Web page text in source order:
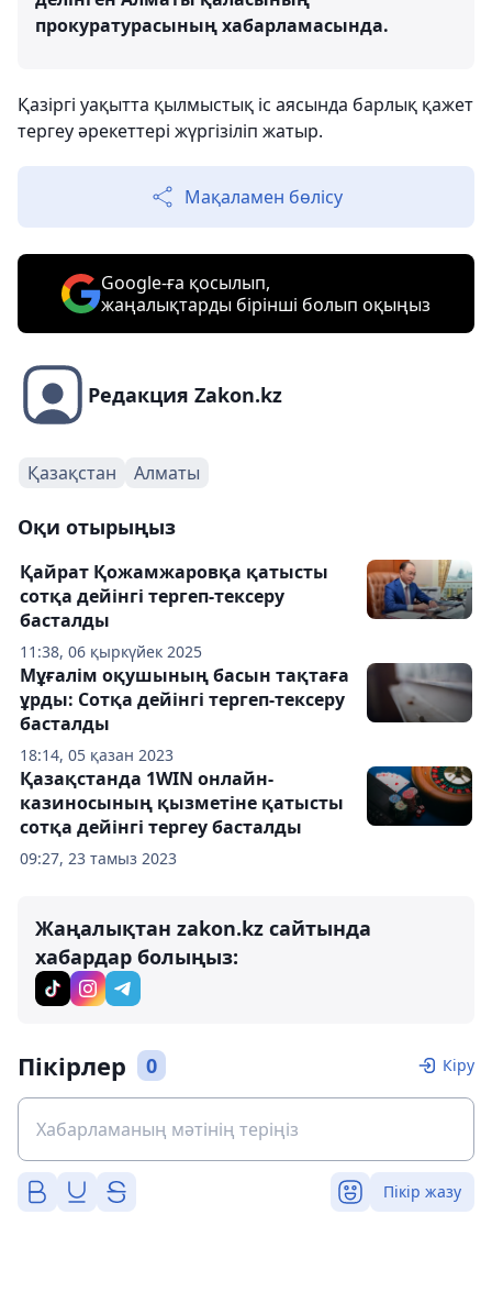
прокуратурасының хабарламасында.
Қазіргі уақытта қылмыстық іс аясында барлық қажет
тергеу әрекеттері жүргізіліп жатыр.
Мақаламен бөлісу
Google-ға қосылып,
жаңалықтарды бірінші болып оқыңыз
Редакция Zakon.kz
Қазақстан Алматы
Оқи отырыңыз
11:38, 06 қыркүйек 2025
Қайрат Қожамжаровқа қатысты
сотқа дейінгі тергеп-тексеру
басталды
18:14, 05 қазан 2023
Мұғалім оқушының басын тақтаға
ұрды: Сотқа дейінгі тергеп-тексеру
басталды
09:27, 23 тамыз 2023
Қазақстанда 1WIN онлайн-
казиносының қызметіне қатысты
сотқа дейінгі тергеу басталды
Жаңалықтан zakon.kz сайтында
хабардар болыңыз:
Пікірлер 0 Кіру
Пікір жазу